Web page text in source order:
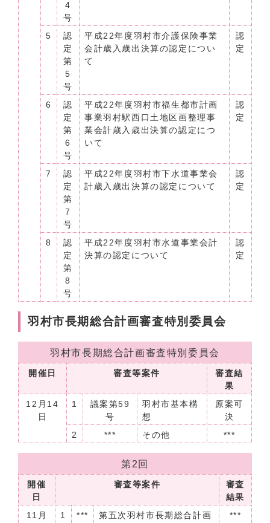
4
号
5
認
定
第
5
号
平成22年度羽村市介護保険事業
会計歳入歳出決算の認定につい
て
認
定
6
認
定
第
6
号
平成22年度羽村市福生都市計画
事業羽村駅西口土地区画整理事
業会計歳入歳出決算の認定につ
いて
認
定
7
認
定
第
7
号
平成22年度羽村市下水道事業会
計歳入歳出決算の認定について
認
定
8
認
定
第
8
号
平成22年度羽村市水道事業会計
決算の認定について
認
定
羽村市長期総合計画審査特別委員会
羽村市長期総合計画審査特別委員会
開催日 審査等案件
審査結
果
12月14
日
1
議案第59
号
羽村市基本構
想
原案可
決
2
*** その他 ***
第2回
開催
日
審査等案件
審査
結果
11月
1 ***
第五次羽村市長期総合計画
***